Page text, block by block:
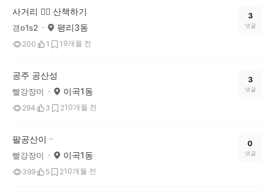
사거리 🚶‍♀️ 산책하기
갱o1s2 평리3동
200 1 1 9개월 전
3
댓글
공주 공산성
빨강장미 이곡1동
294 3 210개월 전
3
댓글
팔공산이ᆢ
빨강장미 이곡1동
399 5 210개월 전
0
댓글